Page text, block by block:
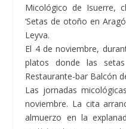
Micológico de Isuerre,
‘Setas de otoño en
Leyva.
El 4 de noviembre,
platos donde las
Restaurante-bar Balcón
Las jornadas
noviembre. La cita
almuerzo en la